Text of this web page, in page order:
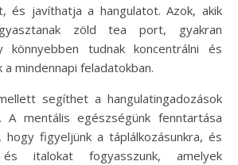
és javíthatja a hangulatot. Azok, akik
zöld tea port, gyakran
könnyebben tudnak koncentrálni és
mindennapi feladatokban.
segíthet a hangulatingadozások
A mentális egészségünk fenntartása
figyeljünk a táplálkozásunkra, és
italokat fogyasszunk, amelyek